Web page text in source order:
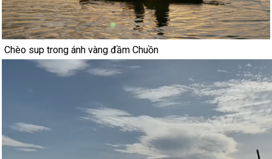
Chèo sup trong ánh vàng đầm Chuồn